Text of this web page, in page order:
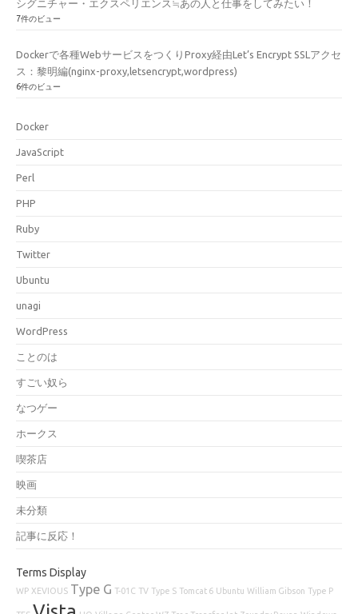
シグニチャー・エクスペリエンス≒あの人と仕事をしてみたい！
7件のビュー
Dockerで各種WebサービスをつくりProxy経由Let’s Encrypt SSLアクセ
ス：黎明編(nginx-proxy,letsencrypt,wordpress)
6件のビュー
Docker
JavaScript
Perl
PHP
Ruby
Twitter
Ubuntu
unagi
WordPress
ことのは
すごい奴ら
なつゲー
ホークス
喫茶店
映画
未分類
記事に反応！
Terms Display
WP XEVIOUS Type G T-01C TV Type S Tomcat 6 Ubuntu William Gibson Type P